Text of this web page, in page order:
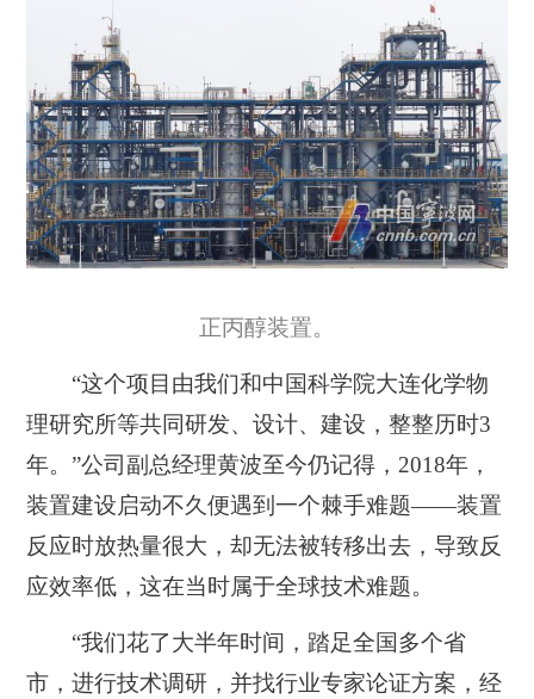
正丙醇装置。
“这个项目由我们和中国科学院大连化学物
理研究所等共同研发、设计、建设，整整历时3
年。”公司副总经理黄波至今仍记得，2018年，
装置建设启动不久便遇到一个棘手难题——装置
反应时放热量很大，却无法被转移出去，导致反
应效率低，这在当时属于全球技术难题。
“我们花了大半年时间，踏足全国多个省
市，进行技术调研，并找行业专家论证方案，经